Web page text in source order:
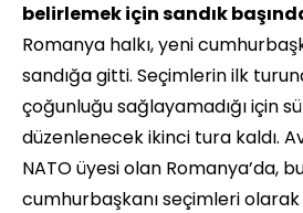
belirlemek için sandık
Romanya halkı, yeni
sandığa gitti. Seçimlerin ilk
çoğunluğu sağlayamadığı için
düzenlenecek ikinci tura kaldı.
NATO üyesi olan Romanya’da,
cumhurbaşkanı seçimleri